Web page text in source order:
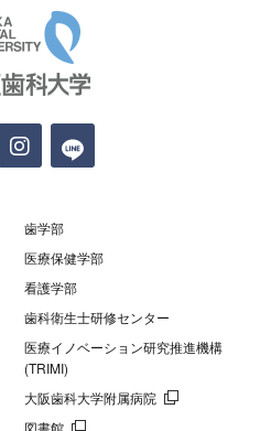
歯学部
医療保健学部
看護学部
歯科衛生士研修センター
医療イノベーション研究推進機構
(TRIMI)
大阪歯科大学附属病院
図書館